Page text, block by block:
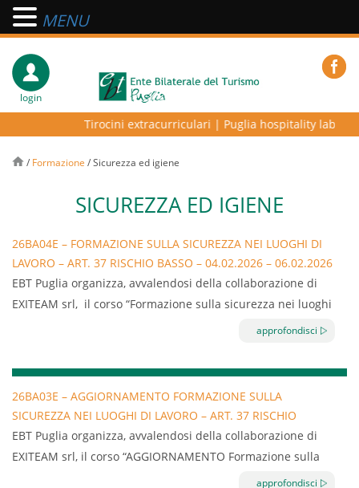
login
Tirocini extracurriculari| Puglia hospitality lab –
/ Formazione /Sicurezza ed igiene
SICUREZZA ED IGIENE
26BA04E – FORMAZIONE SULLA SICUREZZA NEI LUOGHI DI
LAVORO – ART. 37 RISCHIO BASSO – 04.02.2026 – 06.02.2026
– BARI
EBT Puglia organizza, avvalendosi della collaborazione di
EXITEAM srl, il corso “Formazione sulla sicurezza nei luoghi
di lavoro – Art.37 rischio basso” della durata di 8 ore.
n. 59/CSR – 17 aprile 2025, permette di assolvere agli
81/2008 e s.m.i. a carico di tutto il personale dipendente di
imprese classificate a rischio basso.
approfondisci
26BA03E – AGGIORNAMENTO FORMAZIONE SULLA
SICUREZZA NEI LUOGHI DI LAVORO – ART. 37 RISCHIO
BASSO – 02.02.2026 – 03.02.2026 – BARI
EBT Puglia organizza, avvalendosi della collaborazione di
EXITEAM srl, il corso “AGGIORNAMENTO Formazione sulla
sicurezza nei luoghi di lavoro – Art.37 rischio basso” della
approfondisci
MENU